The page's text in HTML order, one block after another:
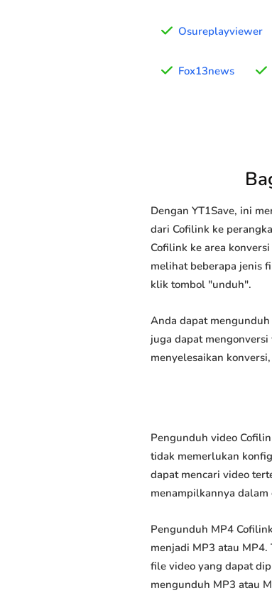
Osureplayviewer
Fox13news
Dengan YT1Save, ini
dari Cofilink ke
Cofilink ke area
melihat beberapa jenis
klik tombol "unduh".
Anda dapat
juga dapat
menyelesaikan
Pengunduh video
tidak memerlukan
dapat mencari video
menampilkannya
Pengunduh MP4
menjadi MP3 atau
file video yang dapat
mengunduh MP3 atau